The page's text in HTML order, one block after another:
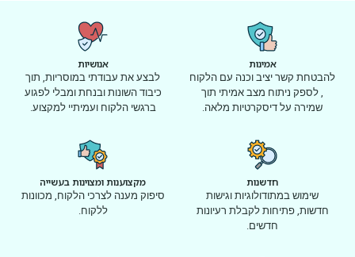
אמינות
להבטחת קשר יציב וכנה עם הלקוח
, לספק ניתוח מצב אמיתי תוך
שמירה על דיסקרטיות מלאה.
אנושיות
לבצע את עבודתי במוסריות, תוך
כיבוד השונות ובנחת ומבלי לפגוע
ברגשי הלקוח ועמיתיי למקצוע.
חדשנות
שימוש במתודולוגיות וגישות
חדשות, פתיחות לקבלת רעיונות
חדשים.
מקצוענות ומצוינות בעשייה
סיפוק מענה לצרכי הלקוח, מכוונות
ללקוח.